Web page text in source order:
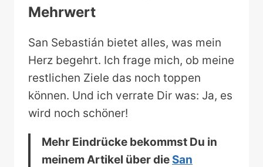
Mehrwert
San Sebastián bietet alles, was mein
Herz begehrt. Ich frage mich, ob meine
restlichen Ziele das noch toppen
können. Und ich verrate Dir was: Ja, es
wird noch schöner!
Mehr Eindrücke bekommst Du in
meinem Artikel über die San